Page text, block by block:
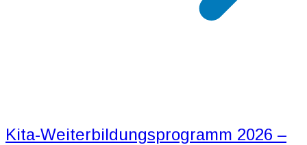
Kita-Weiterbildungsprogramm 2026 –